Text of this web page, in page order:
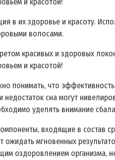
в их здоровье и красоту.
волосами.
красивых и здоровых
и красотой!
понимать‚ что
недостаток сна могут
уделять внимание
входящие в состав
ожидать мгновенных
оздоровлением